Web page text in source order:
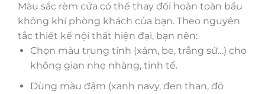
Màu sắc rèm cửa có thể thay đổi hoàn toàn bầu
không khí phòng khách của bạn. Theo nguyên
tắc thiết kế nội thất hiện đại, bạn nên:
Chọn màu trung tính (xám, be, trắng sứ…) cho
không gian nhẹ nhàng, tinh tế.
Dùng màu đậm (xanh navy, đen than, đỏ